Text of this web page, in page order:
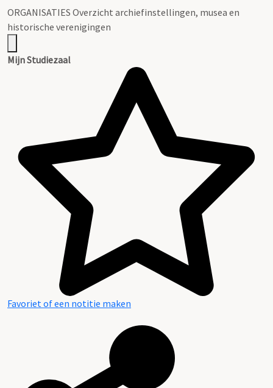
ORGANISATIES Overzicht archiefinstellingen, musea en
historische verenigingen
Mijn Studiezaal
Favoriet of een notitie maken